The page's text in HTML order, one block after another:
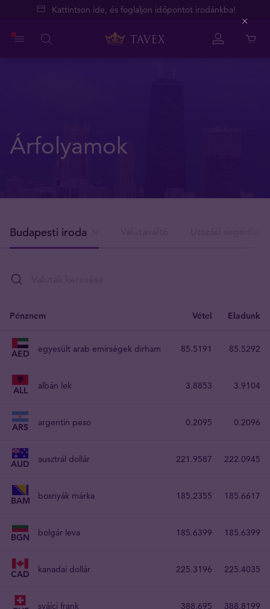
Kattintson ide, és foglaljon időpontot irodánkba!
Árfolyamok
Budapesti iroda
Pénznem Vétel Eladunk
AED egyesült arab emírségek dirham 85.5191 85.5292
ALL albán lek 3.8853 3.9104
ARS argentin peso 0.2095 0.2096
AUD ausztrál dollár 221.9587 222.0945
BAM bosnyák márka 185.2355 185.6617
BGN bolgár leva 185.6399 185.6399
CAD kanadai dollár 225.3196 225.4035
svájci frank 388.695 388.8199
Close